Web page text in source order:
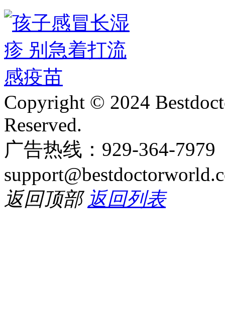
Copyright © 2024
Reserved.
广告热线：929-364-
返回顶部 返回列表